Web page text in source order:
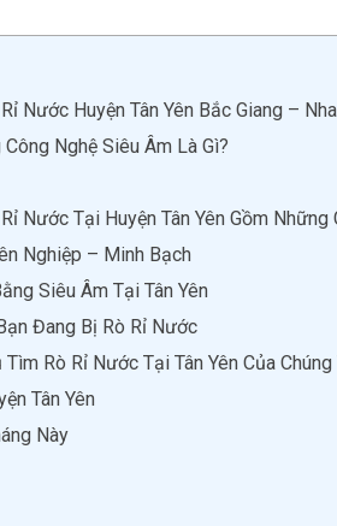
Nước Huyện Tân Yên Bắc Giang –
Nghệ Siêu Âm Là Gì?
Nước Tại Huyện Tân Yên Gồm Những
Nghiệp – Minh Bạch
Siêu Âm Tại Tân Yên
Đang Bị Rò Rỉ Nước
Rò Rỉ Nước Tại Tân Yên Của Chúng
Tân Yên
Này